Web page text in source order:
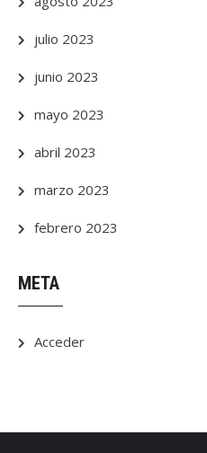
julio 2023
junio 2023
mayo 2023
abril 2023
marzo 2023
febrero 2023
META
Acceder